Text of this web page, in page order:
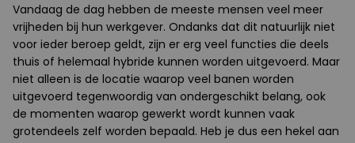
Vandaag de dag hebben de meeste mensen veel meer
vrijheden bij hun werkgever. Ondanks dat dit natuurlijk niet
voor ieder beroep geldt, zijn er erg veel functies die deels
thuis of helemaal hybride kunnen worden uitgevoerd. Maar
niet alleen is de locatie waarop veel banen worden
uitgevoerd tegenwoordig van ondergeschikt belang, ook
de momenten waarop gewerkt wordt kunnen vaak
grotendeels zelf worden bepaald. Heb je dus een hekel aan